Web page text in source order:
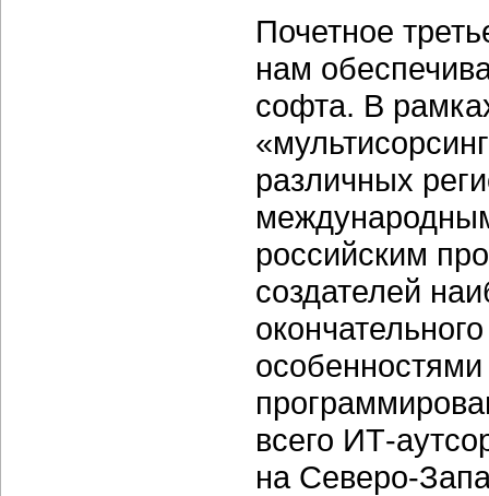
Почетное
нам
софта. В
различных
российским
создателей
всего ИТ-
на Северо-